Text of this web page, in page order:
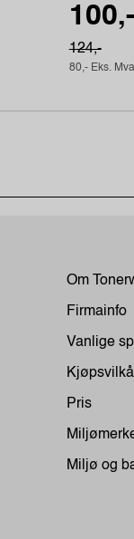
100,-
124,-
80,- Eks.
Om
Firmainfo
Vanlige
Pris
Miljø og